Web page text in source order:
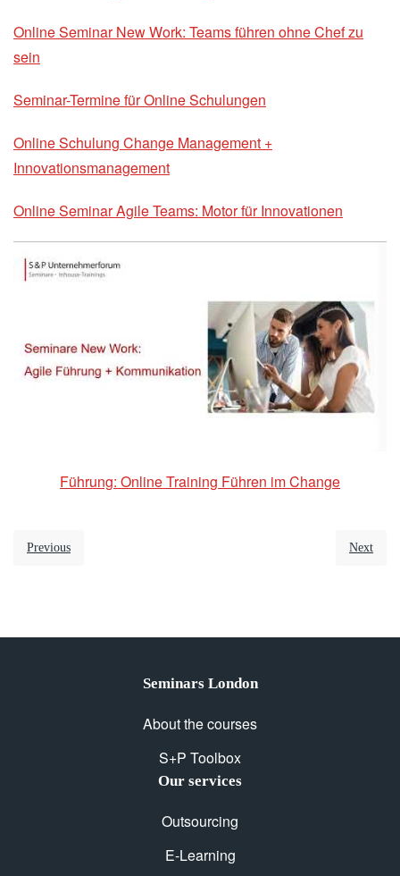
Online Seminar New Work: Teams führen ohne Chef zu
sein
Seminar-Termine für Online Schulungen
Online Schulung Change Management +
Innovationsmanagement
Online Seminar Agile Teams: Motor für Innovationen
Führung: Online Training Führen im Change
Previous Next
Seminars London
About the courses
S+P Toolbox
Our services
Outsourcing
E-Learning